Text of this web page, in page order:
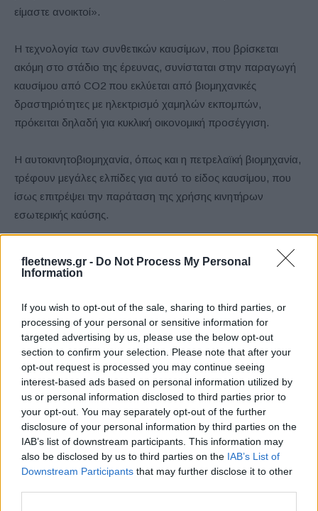
fleetnews.gr - Do Not Process My Personal
Information
If you wish to opt-out of the sale, sharing to third parties, or
processing of your personal or sensitive information for
targeted advertising by us, please use the below opt-out
section to confirm your selection. Please note that after your
opt-out request is processed you may continue seeing
interest-based ads based on personal information utilized by
us or personal information disclosed to third parties prior to
your opt-out. You may separately opt-out of the further
disclosure of your personal information by third parties on the
IAB’s list of downstream participants. This information may
also be disclosed by us to third parties on the IAB’s List of
Downstream Participants that may further disclose it to other
είμαστε ανοικτοί».
Η τεχνολογία των συνθετικών καυσίμων, που βρίσκεται
ακόμη στο στάδιο της έρευνας, συνίσταται στην παραγωγή
καυσίμου από CO2 που εκλύεται από βιομηχανικές
δραστηριότητες με ηλεκτρισμό χαμηλών εκπομπών,
πρόκειται δηλαδή για κυκλική οικονομική προσέγγιση.
Η αυτοκινητοβιομηχανία, όπως και η πετρελαϊκή βιομηχανία,
τρέφουν μεγάλες ελπίδες για αυτό το είδος καυσίμου, που
ίσως επιτρέψει την παράταση της χρήσης κινητήρων
εσωτερικής καύσης.
Julia Poliscanova
ΗJulia Poliscanova, ανώτερη διευθύντρια για τα οχήματα
και την ηλεκτρική κινητικότητα στηνTransport &
Environment(T&E), δήλωσε: “Οι ευρωπαϊκές κυβερνήσεις
έλαβαν την ιστορική απόφαση να τερματίσουν την πώληση
ρυπογόνων αυτοκινήτων. Οι μεταφορές είναι η μεγαλύτερη
πηγή εκπομπών και τα αυτοκίνητα είναι το μεγαλύτερο μέρος